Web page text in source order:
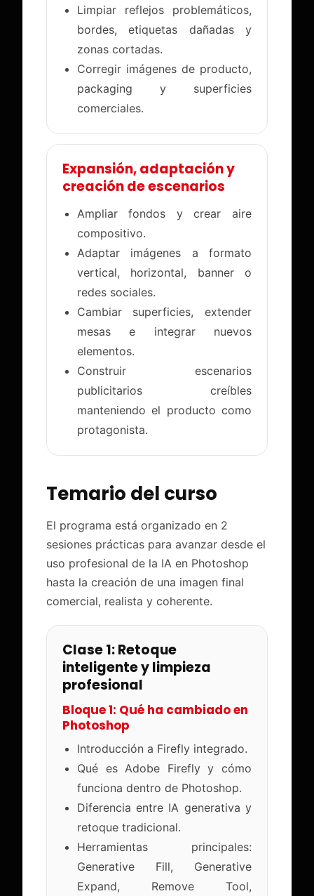
Limpiar reflejos problemáticos,
bordes, etiquetas dañadas y
zonas cortadas.
Corregir imágenes de producto,
packaging y superficies
comerciales.
Expansión, adaptación y
creación de escenarios
Ampliar fondos y crear aire
compositivo.
Adaptar imágenes a formato
vertical, horizontal, banner o
redes sociales.
Cambiar superficies, extender
mesas e integrar nuevos
elementos.
Construir escenarios
publicitarios creíbles
manteniendo el producto como
protagonista.
Temario del curso
El programa está organizado en 2
sesiones prácticas para avanzar desde el
uso profesional de la IA en Photoshop
hasta la creación de una imagen final
comercial, realista y coherente.
Clase 1: Retoque
inteligente y limpieza
profesional
Bloque 1: Qué ha cambiado en
Photoshop
Introducción a Firefly integrado.
Qué es Adobe Firefly y cómo
funciona dentro de Photoshop.
Diferencia entre IA generativa y
retoque tradicional.
Herramientas principales:
Generative Fill, Generative
Expand, Remove Tool,